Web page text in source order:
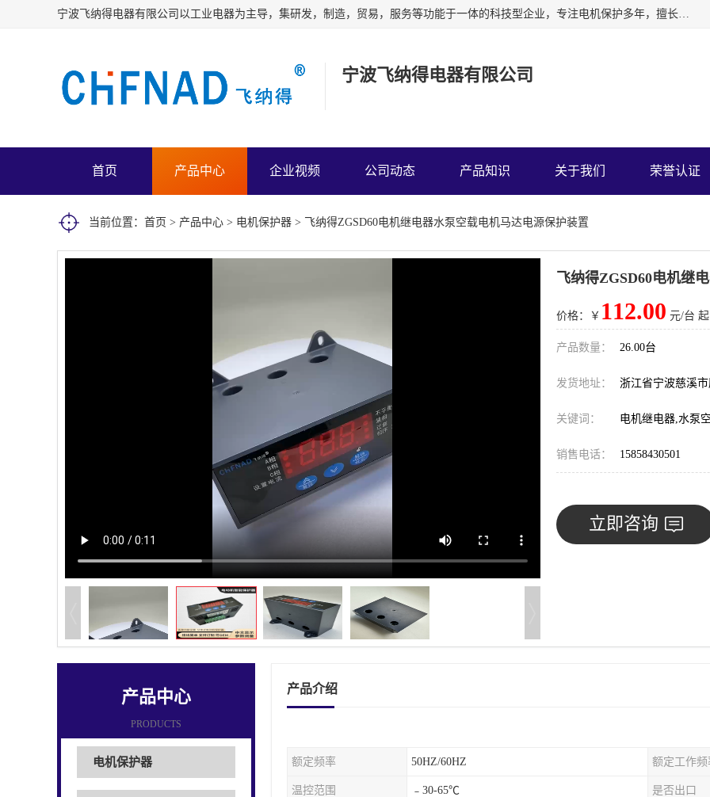
宁波飞纳得电器有限公司以工业电器为主导，集研发，制造，贸易，服务等功能于一体的科技型企业，专注电机保护多年，擅长单片机技术在工业控制、电力电子、汽车电子等领域的应用。主要产品有电机保护器，缺相保护器，相序保护器，电压电流表，浪涌保护器，温控器等我们的使命是通过系统的解决方案为客户创造高的价值，我们也热诚欢迎国内外客户来公司考察交流。
宁波飞纳得电器有限公司
首页 产品中心 企业视频 公司动态 产品知识 关于我们 荣誉认证
当前位置： 首页 > 产品中心 > 电机保护器 > 飞纳得ZGSD60电机继电器水泵空载电机马达电源保护装置
飞纳得ZGSD60电机继
价格：￥ 112.00 元/台 起
产品数量： 26.00台
发货地址： 浙江省宁波慈溪
关键词： 电机继电器,水泵
销售电话： 15858430501
立即咨询
产品中心
PRODUCTS
电机保护器
产品介绍
额定频率 50HZ/60HZ 额定工作频
温控范围 ﹣30-65℃ 是否出口